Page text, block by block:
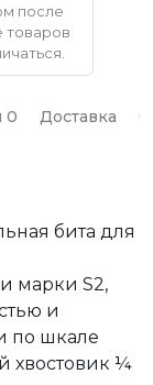
после
товаров
0 Доставка
бита для
марки S2,
и
по шкале
хвостовик ¼